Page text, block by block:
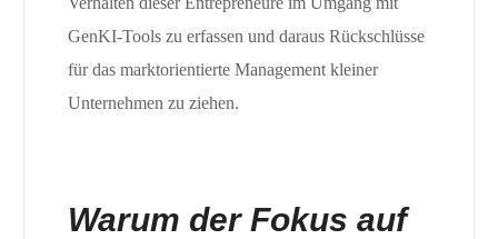
GenKI-Tools zu erfassen und daraus Rückschlüsse
für das marktorientierte Management kleiner
Unternehmen zu ziehen.
Warum der Fokus auf